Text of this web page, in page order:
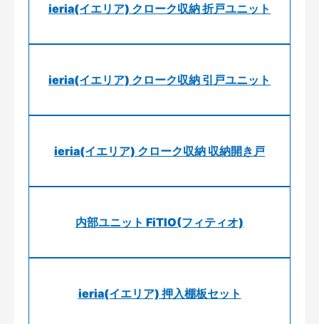
ieria(イエリア) クローク収納 折戸ユニット
ieria(イエリア) クローク収納 引戸ユニット
ieria(イエリア) クローク収納 収納開き戸
内部ユニット FiTIO(フィティオ)
ieria(イエリア) 押入棚板セット